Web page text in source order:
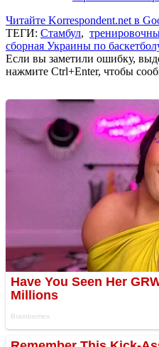
Читайте Korrespondent.net в
ТЕГИ: Стамбул,
сборная Украины по
Если вы заметили ошибку,
нажмите Ctrl+Enter, чтобы